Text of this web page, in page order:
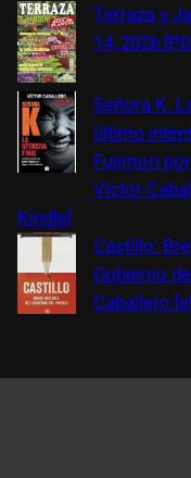
Terraza y
14, 2026
Señora K.
último
Fujimori
Víctor
Kindle]
Castillo:
Gobierno
Caballero